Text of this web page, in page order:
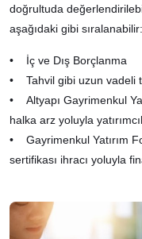
doğrultuda
aşağıdaki gibi sıralanabilir:
• İç ve Dış Borçlanma
• Tahvil gibi uzun vadeli
• Altyapı Gayrimenkul
halka arz yoluyla
• Gayrimenkul Yatırım
sertifikası ihracı yoluyla